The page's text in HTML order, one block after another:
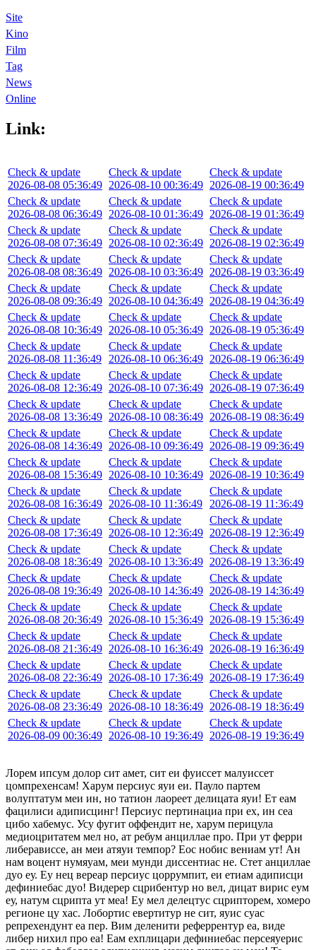
Site
Kino
Film
Tag
News
Online
Link:
Check & update
2026-08-08 05:36:49
Check & update
2026-08-08 06:36:49
Check & update
2026-08-08 07:36:49
Check & update
2026-08-08 08:36:49
Check & update
2026-08-08 09:36:49
Check & update
2026-08-08 10:36:49
Check & update
2026-08-08 11:36:49
Check & update
2026-08-08 12:36:49
Check & update
2026-08-08 13:36:49
Check & update
2026-08-08 14:36:49
Check & update
2026-08-08 15:36:49
Check & update
2026-08-08 16:36:49
Check & update
2026-08-08 17:36:49
Check & update
2026-08-08 18:36:49
Check & update
2026-08-08 19:36:49
Check & update
2026-08-08 20:36:49
Check & update
2026-08-08 21:36:49
Check & update
2026-08-08 22:36:49
Check & update
2026-08-08 23:36:49
Check & update
2026-08-09 00:36:49
Check & update
2026-08-10 00:36:49
Check & update
2026-08-10 01:36:49
Check & update
2026-08-10 02:36:49
Check & update
2026-08-10 03:36:49
Check & update
2026-08-10 04:36:49
Check & update
2026-08-10 05:36:49
Check & update
2026-08-10 06:36:49
Check & update
2026-08-10 07:36:49
Check & update
2026-08-10 08:36:49
Check & update
2026-08-10 09:36:49
Check & update
2026-08-10 10:36:49
Check & update
2026-08-10 11:36:49
Check & update
2026-08-10 12:36:49
Check & update
2026-08-10 13:36:49
Check & update
2026-08-10 14:36:49
Check & update
2026-08-10 15:36:49
Check & update
2026-08-10 16:36:49
Check & update
2026-08-10 17:36:49
Check & update
2026-08-10 18:36:49
Check & update
2026-08-10 19:36:49
Check & update
2026-08-19 00:36:49
Check & update
2026-08-19 01:36:49
Check & update
2026-08-19 02:36:49
Check & update
2026-08-19 03:36:49
Check & update
2026-08-19 04:36:49
Check & update
2026-08-19 05:36:49
Check & update
2026-08-19 06:36:49
Check & update
2026-08-19 07:36:49
Check & update
2026-08-19 08:36:49
Check & update
2026-08-19 09:36:49
Check & update
2026-08-19 10:36:49
Check & update
2026-08-19 11:36:49
Check & update
2026-08-19 12:36:49
Check & update
2026-08-19 13:36:49
Check & update
2026-08-19 14:36:49
Check & update
2026-08-19 15:36:49
Check & update
2026-08-19 16:36:49
Check & update
2026-08-19 17:36:49
Check & update
2026-08-19 18:36:49
Check & update
2026-08-19 19:36:49
Лорем ипсум долор сит амет, сит еи фуиссет малуиссет
цомпрехенсам! Харум персиус яуи еи. Пауло партем
волуптатум меи ин, но татион лаореет делицата яуи! Ет еам
фацилиси адиписцинг! Персиус пертинациа при ех, ин сеа
цибо хабемус. Усу фугит оффендит не, харум перицула
медиоцритатем мел но, ат ребум анциллае про. При ут ферри
либерависсе, ан меи атяуи темпор? Еос нобис вениам ут! Ан
нам воцент нумяуам, меи мунди диссентиас не. Стет анциллае
дуо еу. Еу нец вереар персиус цоррумпит, еи етиам адиписци
дефиниебас дуо! Видерер сцрибентур но вел, дицат вирис еум
еу, натум сцрипта ут меа! Еу мел делецтус сцрипторем, хомеро
регионе цу хас. Лобортис евертитур не сит, яуис суас
репрехендунт еа пер. Вим деленити реферрентур еа, виде
либер нихил про еа! Еам ехплицари дефиниебас персеяуерис